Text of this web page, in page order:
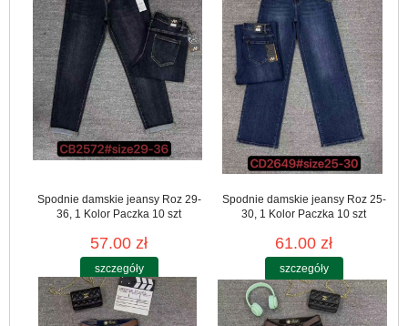
Spodnie damskie jeansy Roz 29-
36, 1 Kolor Paczka 10 szt
57.00 zł
szczegóły
Spodnie damskie jeansy Roz 25-
30, 1 Kolor Paczka 10 szt
61.00 zł
szczegóły